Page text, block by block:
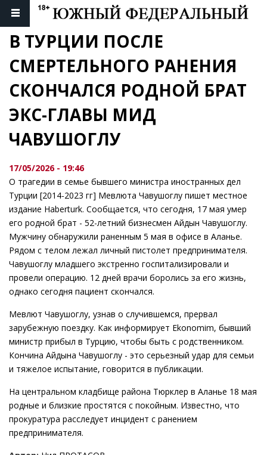
В ТУРЦИИ ПОСЛЕ
СМЕРТЕЛЬНОГО РАНЕНИЯ
СКОНЧАЛСЯ РОДНОЙ БРАТ
ЭКС-ГЛАВЫ МИД
ЧАВУШОГЛУ
17/05/2026 - 19:46
О трагедии в семье бывшего министра иностранных дел
Турции [2014-2023 гг] Мевлюта Чавушоглу пишет местное
издание Haberturk. Сообщается, что сегодня, 17 мая умер
его родной брат - 52-летний бизнесмен Айдын Чавушоглу.
Мужчину обнаружили раненным 5 мая в офисе в Аланье.
Рядом с телом лежал личный пистолет предпринимателя.
Чавушоглу младшего экстренно госпитализировали и
провели операцию. 12 дней врачи боролись за его жизнь,
однако сегодня пациент скончался.
Мевлют Чавушоглу, узнав о случившемся, прервал
зарубежную поездку. Как информирует Ekonomim, бывший
министр прибыл в Турцию, чтобы быть с родственником.
Кончина Айдына Чавушоглу - это серьезный удар для семьи
и тяжелое испытание, говорится в публикации.
На центральном кладбище района Тюрклер в Аланье 18 мая
родные и близкие простятся с покойным. Известно, что
прокуратура расследует инцидент с ранением
предпринимателя.